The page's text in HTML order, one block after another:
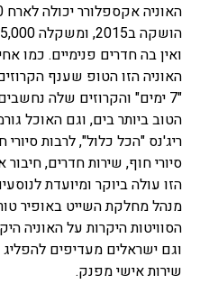
ואין בה חדרים פנימיים. כמו
האוניה הזו הטופ שענף
הטוב ביותר בים, וגם האוכל
ריג'נס "הכל כלול", לרבות
סיורי חוף, שירות חדרים,
הזו עולה ביוקר ומיועדת
מנהל מחלקת השייט באופיר
הסוויטות היקרות על האוניה
וגם ישראלים מעדיפים להפליג
שירות אישי מפנק.